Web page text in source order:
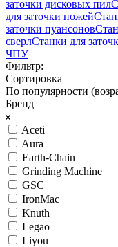
заточки дисковых пил
для заточки ножей
заточки пуансонов
сверлСтанки для
ЧПУ
Фильтр:
Сортировка
По популярности
Бренд
Aceti
Aura
Earth-Chain
Grinding Machine
GSC
IronMac
Knuth
Legao
Liyou